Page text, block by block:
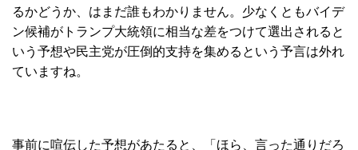
るかどうか、はまだ誰もわかりません。少なくともバイデ
ン候補がトランプ大統領に相当な差をつけて選出されると
いう予想や民主党が圧倒的支持を集めるという予言は外れ
ていますね。
事前に喧伝した予想があたると、「ほら、言った通りだろ